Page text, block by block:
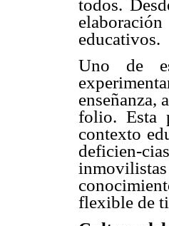
todos.
educativos.
Uno de
enseñanza,
folio. Esta
contexto
deficien-
flexible de